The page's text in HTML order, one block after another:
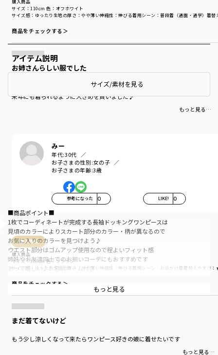
購入商品
サイズ感 ：ゆったり 生地の厚さ ：やや薄い伸縮性 ：伸びる着用シーン ：普段着（通園・通学） 着替
サイズ：110cm 色：オフホワイト
商品をチェックする＞
お姉さんらしい服でした
来年にも着られるように大きめを買いました♪
もっと見る…
みー
年代:30代
お子さまの性別:女の子
お子さまの年齢:3歳
参考になった 0 LIKE! 0
購入商品
購入商品
サイズ感 ：ゆったり生地の厚さ ：やや薄い伸縮性 ：伸びる 着用シーン ：お出かけ着 着替えやすさ
サイズ：100cm色：ブラウン
商品をチェックする＞
まだ着てないけど
もう少し涼しくなって来たらワンピース好きの娘に着せたいです
もっと見る…
アイテム説明
サイズ/素材を見る
■商品ポイント■
1枚でコーディネートが完成する長袖ドッキングワンピースは
見頃のカラーによりスカート部分のカラー・柄が異なるので
お気に入りのカラーを見つけよう♪
ウエスト部分はゴムアップ使用なので程よいフィット感
姉妹やお友達同士でのお揃いコーデにもおすすめです
あって嬉しい♪お名前ネーム付き
トップス部：吸水性が高く通気性が良い綿100％天竺生地
肌触りが良くお子様のお肌にも安心です
スカート部：ハリ感のある布帛生地
Daily…毎日
もっと見る